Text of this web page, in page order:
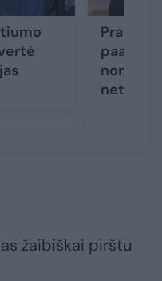
Praeivę
nors
žaibiškai pirštu